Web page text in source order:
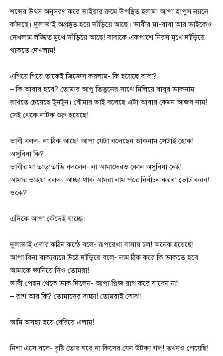
শব্দের উৎস অনুসরণ করে ভাইয়ার রুমে উপস্থিত হলাম! আপা হাপুস নয়নে
কাঁদছে। দুলাভাই অপ্রস্তুত হয়ে দাঁড়িয়ে আছে। ভাবীর মা-বাবা আর ভাইকেও
দেখলাম লজ্জিত মুখে দাঁড়িয়ে আছে! বাবাকে একপাশে নিরস মুখে দাঁড়িয়ে
থাকতে দেখলাম!
এগিয়ে গিয়ে তাকেই জিজ্ঞেস করলাম- কি হয়েছে বাবা?
– কি আবার হবে? তোমার আপু তিতুনের সাথে মিলিয়ে বাবুর ডাকনাম
রাখতে চেয়েছে টুনটুন। বৌমার ভাই বলেছে এটা আবার কেমন আজব নাম!
সেই থেকে নাটক শুরু হয়েছে!
ভাবী বলল- না ঠিক আছে! আপা যেটা বলেছেন ডাকনাম সেটাই হোক!
অসুবিধা কি?
ভাবীর মা তাড়াতাড়ি বললেন- না আমাদেরও কোন অসুবিধা নেই!
আমার ভাইয়া বলল- আচ্ছা থাক আমরা নাম পরে নির্বাচন করব! ভোট করব!
ওকে?
এদিকে আপা কেঁদেই যাচ্ছে।
দুলাভাই এবার কঠিন কন্ঠে বলে- রূপরেখা বাসায় চল! অনেক হয়েছে!
আপা বিনা বাক্যব্যয়ে উঠে দাঁড়িয়ে বলে- নাম ঠিক করে কি ডাকতে হবে
আমাকে জানিয়ে দিও তোমরা!
ভাবী পেছন থেকে ডাক দিলেন- আপা প্লিজ রাগ করে যাবেন না!
– রাগ আর কি? তোমাদের বাচ্চা! তোমরাই বোঝ!
আমি অসহ্য হয়ে বেরিয়ে এলাম!
নিশা এসে বলে- বৃষ্টি তোর ঘরে না কিসের যেন উটকা গন্ধ! তখনও পেয়েছি!